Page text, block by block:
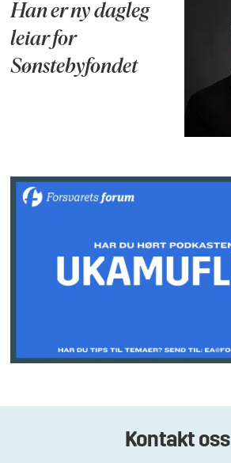
Han er ny dagleg
leiar for
Sønstebyfondet
Kontakt oss